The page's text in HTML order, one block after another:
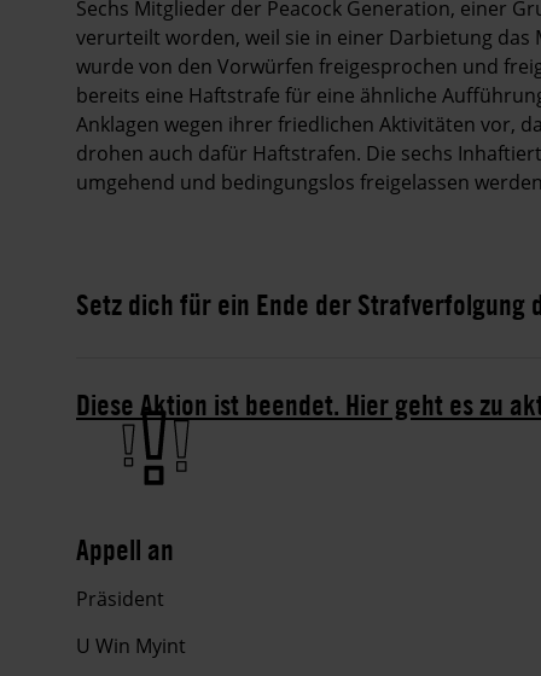
Sechs Mitglieder der Peacock Generation, einer
verurteilt worden, weil sie in einer Darbietung
wurde von den Vorwürfen freigesprochen und
bereits eine Haftstrafe für eine ähnliche
Anklagen wegen ihrer friedlichen Aktivitäten vor,
drohen auch dafür Haftstrafen. Die sechs
umgehend und bedingungslos freigelassen
Setz dich für ein Ende der Strafverfolgung
Diese Aktion ist beendet. Hier geht es zu
Appell an
Präsident
U Win Myint